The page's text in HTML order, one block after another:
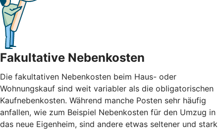
Fakultative Nebenkosten
Die fakultativen Nebenkosten beim Haus- oder
Wohnungskauf sind weit variabler als die obligatorischen
Kaufnebenkosten. Während manche Posten sehr häufig
anfallen, wie zum Beispiel Nebenkosten für den Umzug in
das neue Eigenheim, sind andere etwas seltener und stark